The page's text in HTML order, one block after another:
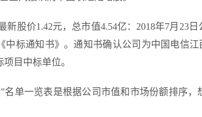
新股价1.42元，总市值4.54亿：2018年7月23
标通知书》。通知书确认公司为中国电信江
目中标单位。
名单一览表是根据公司市值和市场份额排序